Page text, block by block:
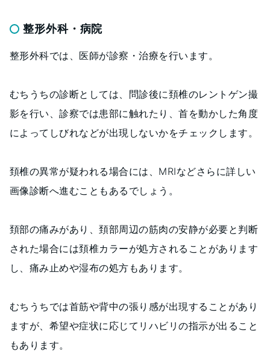
整形外科・病院
整形外科では、医師が診察・治療を行います。
むちうちの診断としては、問診後に頚椎のレントゲン撮
影を行い、診察では患部に触れたり、首を動かした角度
によってしびれなどが出現しないかをチェックします。
頚椎の異常が疑われる場合には、MRIなどさらに詳しい
画像診断へ進むこともあるでしょう。
頚部の痛みがあり、頚部周辺の筋肉の安静が必要と判断
された場合には頚椎カラーが処方されることがあります
し、痛み止めや湿布の処方もあります。
むちうちでは首筋や背中の張り感が出現することがあり
ますが、希望や症状に応じてリハビリの指示が出ること
もあります。